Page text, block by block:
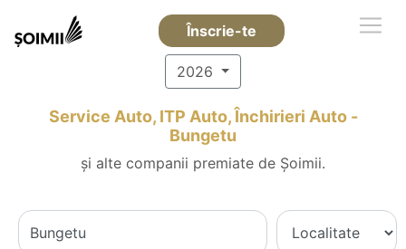
Înscrie-te
2026
Service Auto, ITP Auto, Închirieri Auto -
Bungetu
și alte companii premiate de Șoimii.